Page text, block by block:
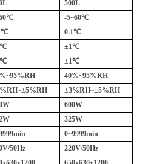
500L
℃ -5~60℃
℃ 0.1℃
℃ ±1℃
℃ ±1℃
40%~95%RH
±3%RH~±5%RH
600W
325W
0~9999min
50Hz
220V/50Hz